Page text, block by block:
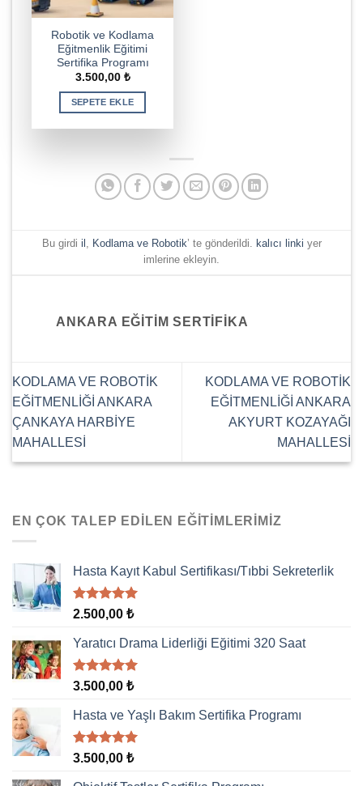
Robotik ve Kodlama
Eğitmenlik Eğitimi
Sertifika Programı
3.500,00 ₺
SEPETE EKLE
Bu girdi il , Kodlama ve Robotik’ te gönderildi. kalıcı linki yer
imlerine ekleyin.
ANKARA EĞITIM SERTIFIKA
KODLAMA VE ROBOTİK
EĞİTMENLİĞİ ANKARA
ÇANKAYA HARBİYE
MAHALLESİ
KODLAMA VE ROBOTİK
EĞİTMENLİĞİ ANKARA
AKYURT KOZAYAĞI
MAHALLESİ
EN ÇOK TALEP EDILEN EĞITIMLERIMIZ
Hasta Kayıt Kabul Sertifikası/Tıbbi Sekreterlik
5 üzerinden
aldı
2.500,00 ₺
Yaratıcı Drama Liderliği Eğitimi 320 Saat
5 üzerinden
aldı
3.500,00 ₺
Hasta ve Yaşlı Bakım Sertifika Programı
5 üzerinden
aldı
3.500,00 ₺